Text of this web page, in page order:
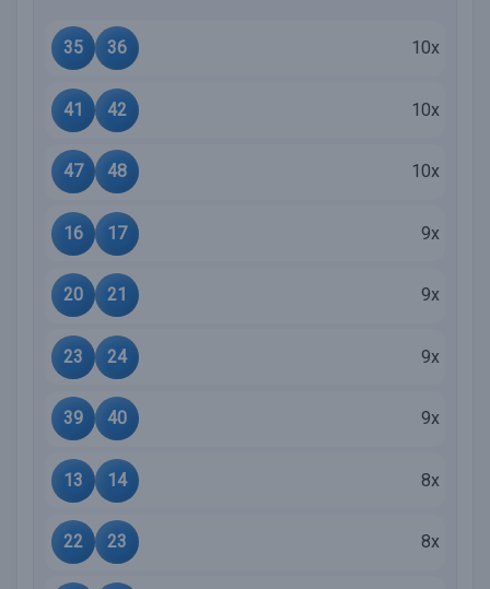
35 36 10x
41 42 10x
47 48 10x
16 17 9x
20 21 9x
23 24 9x
39 40 9x
13 14 8x
22 23 8x